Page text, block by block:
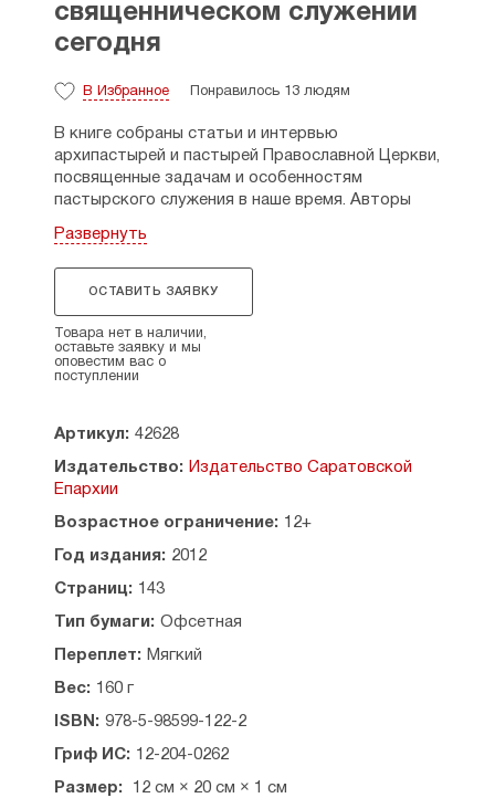
священническом служении
сегодня
В Избранное Понравилось 13 людям
В книге собраны статьи и интервью
архипастырей и пастырей Православной Церкви,
посвященные задачам и особенностям
пастырского служения в наше время. Авторы
и воспоминаниями, но и, прежде всего, говорят
о насущных проблемах современной церковной
жизни, дают молодому духовенству
практические советы, которые могут быть
реализованы в их служении.
Выступления Святейшего Патриарха
Православной Церкви Московского
Патриархата.
Все остальные материалы настоящего сборника
опубликованы впервые в изданиях Саратовской
Содержание:
От редакции — 3
О СВЯЩЕННИЧЕСКОМ СЛУЖЕНИИ СЕГОДНЯ
Святейший Патриарх Московский и всея Руси
Московских духовных школ — 6
Святейший Патриарх Московский и всея Руси
возрождения — 11
Развернуть
ОСТАВИТЬ ЗАЯВКУ
Товара нет в наличии,
оставьте заявку и мы
оповестим вас о
поступлении
Артикул: 42628
Издательство: Издательство Саратовской
Епархии
Возрастное ограничение: 12+
Год издания: 2012
Страниц: 143
Тип бумаги: Офсетная
Переплет: Мягкий
Вес: 160 г
ISBN: 978-5-98599-122-2
Гриф ИС: 12-204-0262
Размер: 12 см × 20 см × 1 см